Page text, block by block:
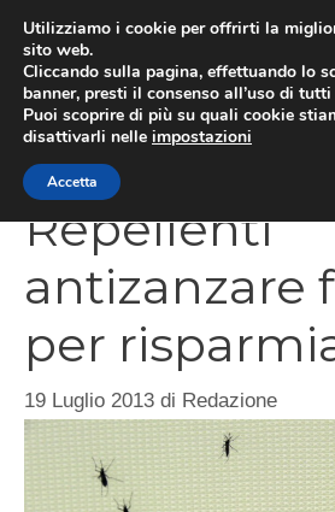
contenuto
Repellenti
antizanzare
per
19 Luglio 2013 di Redazione
Utilizziamo i cookie per offrirti la
sito web.
Cliccando sulla pagina, effettuando lo
banner, presti il consenso all’uso di
Puoi scoprire di più su quali cookie
disattivarli nelle impostazioni
Accetta